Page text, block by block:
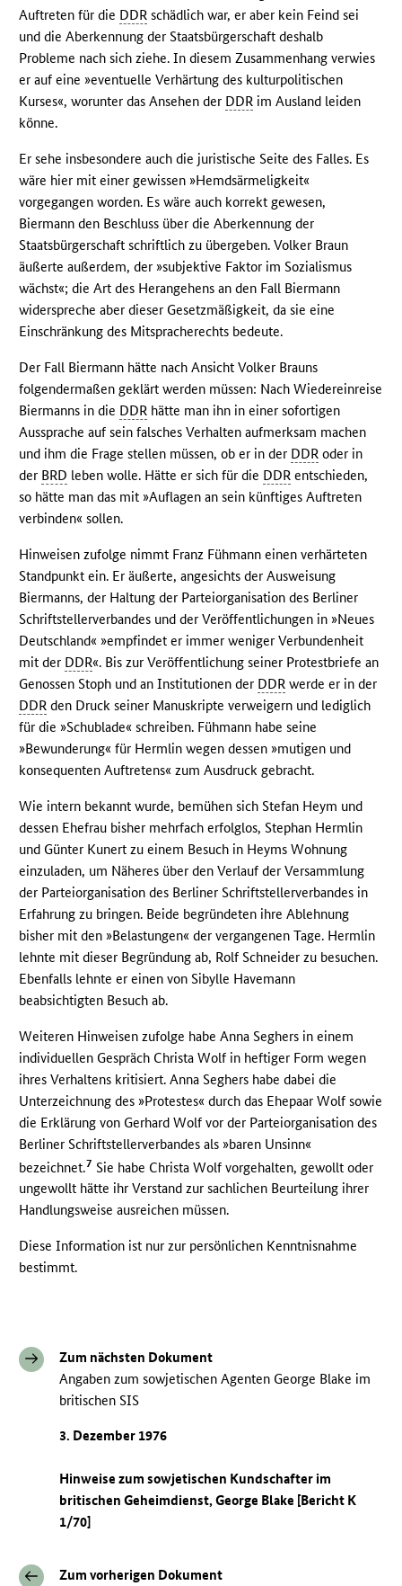
Auftreten für die DDR schädlich war, er aber kein Feind sei
und die Aberkennung der Staatsbürgerschaft deshalb
Probleme nach sich ziehe. In diesem Zusammenhang verwies
er auf eine »eventuelle Verhärtung des kulturpolitischen
Kurses«, worunter das Ansehen der DDR im Ausland leiden
könne.
Er sehe insbesondere auch die juristische Seite des Falles. Es
wäre hier mit einer gewissen »Hemdsärmeligkeit«
vorgegangen worden. Es wäre auch korrekt gewesen,
Biermann den Beschluss über die Aberkennung der
Staatsbürgerschaft schriftlich zu übergeben. Volker Braun
äußerte außerdem, der »subjektive Faktor im Sozialismus
wächst«; die Art des Herangehens an den Fall Biermann
widerspreche aber dieser Gesetzmäßigkeit, da sie eine
Einschränkung des Mitspracherechts bedeute.
Der Fall Biermann hätte nach Ansicht Volker Brauns
folgendermaßen geklärt werden müssen: Nach Wiedereinreise
Biermanns in die DDR hätte man ihn in einer sofortigen
Aussprache auf sein falsches Verhalten aufmerksam machen
und ihm die Frage stellen müssen, ob er in der DDR oder in
der BRD leben wolle. Hätte er sich für die DDR entschieden,
so hätte man das mit »Auflagen an sein künftiges Auftreten
verbinden« sollen.
Hinweisen zufolge nimmt Franz Fühmann einen verhärteten
Standpunkt ein. Er äußerte, angesichts der Ausweisung
Biermanns, der Haltung der Parteiorganisation des Berliner
Schriftstellerverbandes und der Veröffentlichungen in »Neues
Deutschland« »empfindet er immer weniger Verbundenheit
mit der DDR«. Bis zur Veröffentlichung seiner Protestbriefe an
Genossen Stoph und an Institutionen der DDR werde er in der
DDR den Druck seiner Manuskripte verweigern und lediglich
für die »Schublade« schreiben. Fühmann habe seine
»Bewunderung« für Hermlin wegen dessen »mutigen und
konsequenten Auftretens« zum Ausdruck gebracht.
Wie intern bekannt wurde, bemühen sich Stefan Heym und
dessen Ehefrau bisher mehrfach erfolglos, Stephan Hermlin
und Günter Kunert zu einem Besuch in Heyms Wohnung
einzuladen, um Näheres über den Verlauf der Versammlung
der Parteiorganisation des Berliner Schriftstellerverbandes in
Erfahrung zu bringen. Beide begründeten ihre Ablehnung
bisher mit den »Belastungen« der vergangenen Tage. Hermlin
lehnte mit dieser Begründung ab, Rolf Schneider zu besuchen.
Ebenfalls lehnte er einen von Sibylle Havemann
beabsichtigten Besuch ab.
Weiteren Hinweisen zufolge habe Anna Seghers in einem
individuellen Gespräch Christa Wolf in heftiger Form wegen
ihres Verhaltens kritisiert. Anna Seghers habe dabei die
Unterzeichnung des »Protestes« durch das Ehepaar Wolf sowie
die Erklärung von Gerhard Wolf vor der Parteiorganisation des
Berliner Schriftstellerverbandes als »baren Unsinn«
bezeichnet.7 Sie habe Christa Wolf vorgehalten, gewollt oder
ungewollt hätte ihr Verstand zur sachlichen Beurteilung ihrer
Handlungsweise ausreichen müssen.
Diese Information ist nur zur persönlichen Kenntnisnahme
bestimmt.
Zum nächsten Dokument
Angaben zum sowjetischen Agenten George Blake im
britischen SIS
3. Dezember 1976
Hinweise zum sowjetischen Kundschafter im
britischen Geheimdienst, George Blake [Bericht K
1/70]
Zum vorherigen Dokument